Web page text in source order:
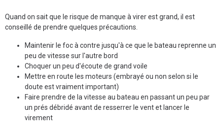
Quand on sait que le risque de manque à virer est grand, il est
conseillé de prendre quelques précautions.
Maintenir le foc à contre jusqu'à ce que le bateau reprenne un
peu de vitesse sur l'autre bord
Choquer un peu d'écoute de grand voile
Mettre en route les moteurs (embrayé ou non selon si le
doute est vraiment important)
Faire prendre de la vitesse au bateau en passant un peu par
un prés débridé avant de resserrer le vent et lancer le
virement